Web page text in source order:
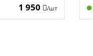
1 950 /шт